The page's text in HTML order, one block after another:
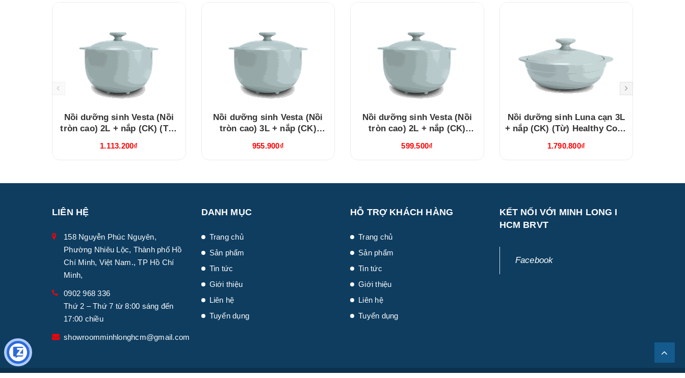
Nồi dưỡng sinh Vesta (Nồi
tròn cao) 2L + nắp (CK) (Từ)
(660228506T)
1.113.200₫
Nồi dưỡng sinh Vesta (Nồi
tròn cao) 3L + nắp (CK)
(660328506)
955.900₫
Nồi dưỡng sinh Vesta (Nồi
tròn cao) 2L + nắp (CK)
(660228506)
599.500₫
Nồi dưỡng sinh Luna cạn 3L
+ nắp (CK) (Từ) Healthy Cook
1.790.800₫
LIÊN HỆ
158 Nguyễn Phúc Nguyên,
Phường Nhiêu Lộc, Thành phố Hồ
Chí Minh, Việt Nam., TP Hồ Chí
Minh,
0902 968 336
Thứ 2 – Thứ 7 từ 8:00 sáng đến
17:00 chiều
showroomminhlonghcm@gmail.com
DANH MỤC
Trang chủ
Sản phẩm
Tin tức
Giới thiệu
Liên hệ
Tuyển dụng
HỖ TRỢ KHÁCH HÀNG
Trang chủ
Sản phẩm
Tin tức
Giới thiệu
Liên hệ
Tuyển dụng
KẾT NỐI VỚI MINH LONG I
HCM BRVT
Facebook